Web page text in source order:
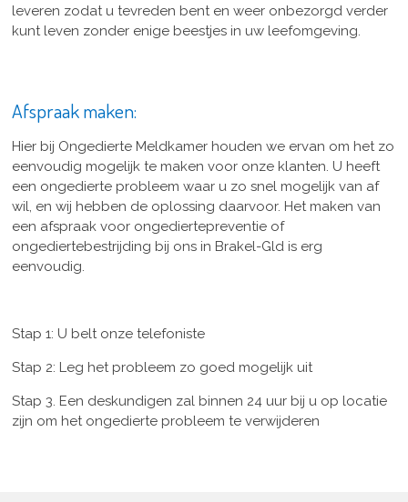
leveren zodat u tevreden bent en weer onbezorgd verder
kunt leven zonder enige beestjes in uw leefomgeving.
Afspraak maken:
Hier bij Ongedierte Meldkamer houden we ervan om het zo
eenvoudig mogelijk te maken voor onze klanten. U heeft
een ongedierte probleem waar u zo snel mogelijk van af
wil, en wij hebben de oplossing daarvoor. Het maken van
een afspraak voor ongediertepreventie of
ongediertebestrijding bij ons in Brakel-Gld is erg
eenvoudig.
Stap 1: U belt onze telefoniste
Stap 2: Leg het probleem zo goed mogelijk uit
Stap 3. Een deskundigen zal binnen 24 uur bij u op locatie
zijn om het ongedierte probleem te verwijderen